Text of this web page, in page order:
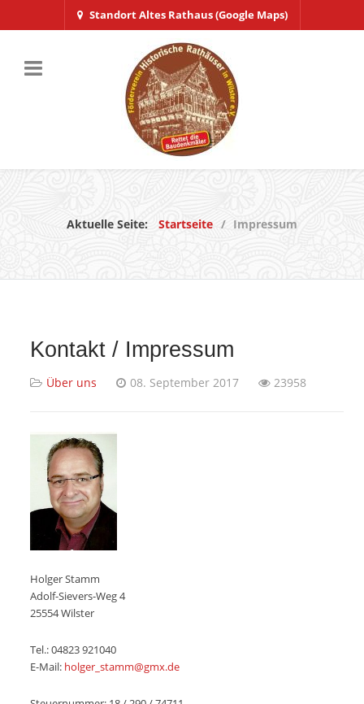
Standort Altes Rathaus (Google Maps)
Aktuelle Seite: Startseite Impressum
Kontakt / Impressum
Über uns 08. September 2017 23958
Holger Stamm
Adolf-Sievers-Weg 4
25554 Wilster
Tel.: 04823 921040
E-Mail: holger_stamm@gmx.de